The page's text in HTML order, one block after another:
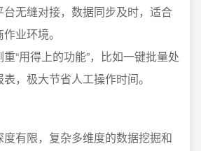
台无缝对接，数据同步及时，适合
业环境。
“用得上的功能”，比如一键批量处
，极大节省人工操作时间。
有限，复杂多维度的数据挖掘和